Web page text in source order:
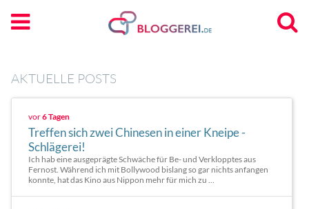
AKTUELLE POSTS
vor6 Tagen
Treffen sich zwei Chinesen in einer Kneipe -
Schlägerei!
Ich hab eine ausgeprägte Schwäche für Be- und Verklopptes aus
Fernost. Während ich mit Bollywood bislang so gar nichts anfangen
konnte, hat das Kino aus Nippon mehr für mich zu ...